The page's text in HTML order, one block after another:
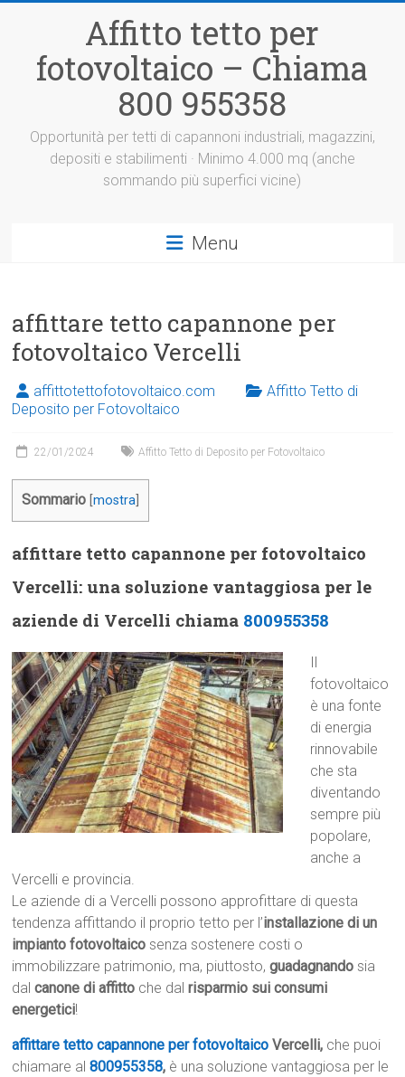
Affitto tetto per
fotovoltaico – Chiama
800 955358
Opportunità per tetti di capannoni industriali, magazzini,
depositi e stabilimenti · Minimo 4.000 mq (anche
sommando più superfici vicine)
Menu
affittare tetto capannone per
fotovoltaico Vercelli
affittotettofotovoltaico.com
Affitto Tetto di
Deposito per Fotovoltaico
22/01/2024 Affitto Tetto di Deposito per Fotovoltaico
Sommario [mostra
affittare tetto capannone per fotovoltaico
Vercelli: una soluzione vantaggiosa per le
aziende di Vercelli chiama 800955358
fotovoltaico
è una fonte
di energia
rinnovabile
che sta
diventando
sempre più
popolare,
anche a
Vercelli e provincia.
Le aziende di a Vercelli possono approfittare di questa
tendenza affittando il proprio tetto per l’installazione di un
impianto fotovoltaico senza sostenere costi o
immobilizzare patrimonio, ma, piuttosto,guadagnando sia
dalcanone di affitto che dalrisparmio sui consumi
energetici!
affittare tetto capannone per fotovoltaico Vercelli, che puoi
chiamare al800955358, è una soluzione vantaggiosa per le